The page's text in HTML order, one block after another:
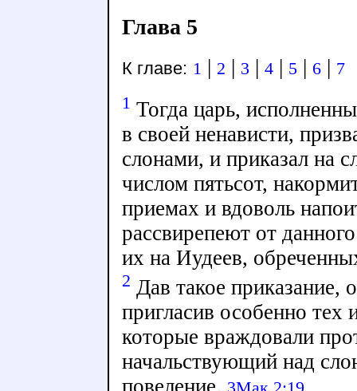
Глава 5
К главе: 1 | 2 | 3 | 4| 5| 6| 7
1 Тогда царь,
в своей ненависти,
слонами, и приказал на
числом пятьсот,
приемах и вдоволь
рассвирепеют от
их на Иудеев,
2 Дав такое приказание,
пригласив особенно тех
которые враждовали
начальствующий над